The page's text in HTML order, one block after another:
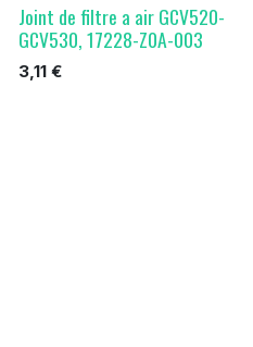
Joint de filtre a air GCV520-
GCV530, 17228-Z0A-003
3,11€